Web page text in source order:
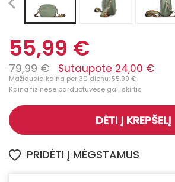
55,99 €
79,99 € Sutaupote 24,00 €
Mažiausia kaina per 30 dienų: 55.99 €
Kaina fizinėse parduotuvėse gali skirtis
DĖTI Į KREPŠELĮ
PRIDĖTI Į MĖGSTAMUS